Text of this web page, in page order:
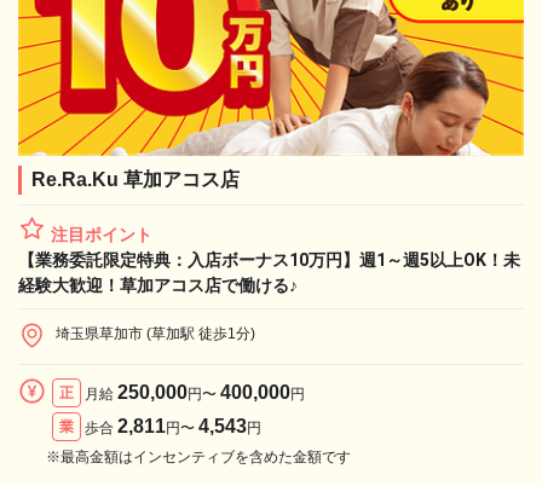
Re.Ra.Ku 草加アコス店
注目ポイント
【業務委託限定特典：入店ボーナス10万円】週1～週5以上OK！未
経験大歓迎！草加アコス店で働ける♪
埼玉県草加市 (草加駅 徒歩1分)
正 月給 250,000円〜 400,000円
業
歩合 2,811円〜 4,543円
※最高金額はインセンティブを含めた金額です